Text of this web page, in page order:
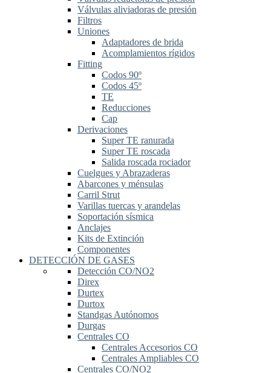
Válvulas aliviadoras de presión
Filtros
Uniones
Adaptadores de brida
Acomplamientos rígidos
Fitting
Codos 90º
Codos 45º
TE
Reducciones
Cap
Derivaciones
Super TE ranurada
Super TE roscada
Salida roscada rociador
Cuelgues y Abrazaderas
Abarcones y ménsulas
Carril Strut
Varillas tuercas y arandelas
Soportación sísmica
Anclajes
Kits de Extinción
Componentes
DETECCIÓN DE GASES
Detección CO/NO2
Direx
Durtex
Durtox
Standgas Autónomos
Durgas
Centrales CO
Centrales Accesorios CO
Centrales Ampliables CO
Centrales CO/NO2